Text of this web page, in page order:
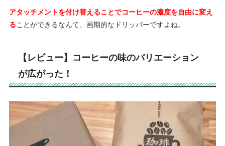
アタッチメントを付け替えることでコーヒーの濃度を自由に変え
る ことができるなんて、画期的なドリッパーですよね。
【レビュー】コーヒーの味のバリエーション
が広がった！